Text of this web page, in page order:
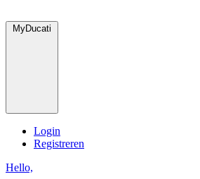
MyDucati
Login
Registreren
Hello,